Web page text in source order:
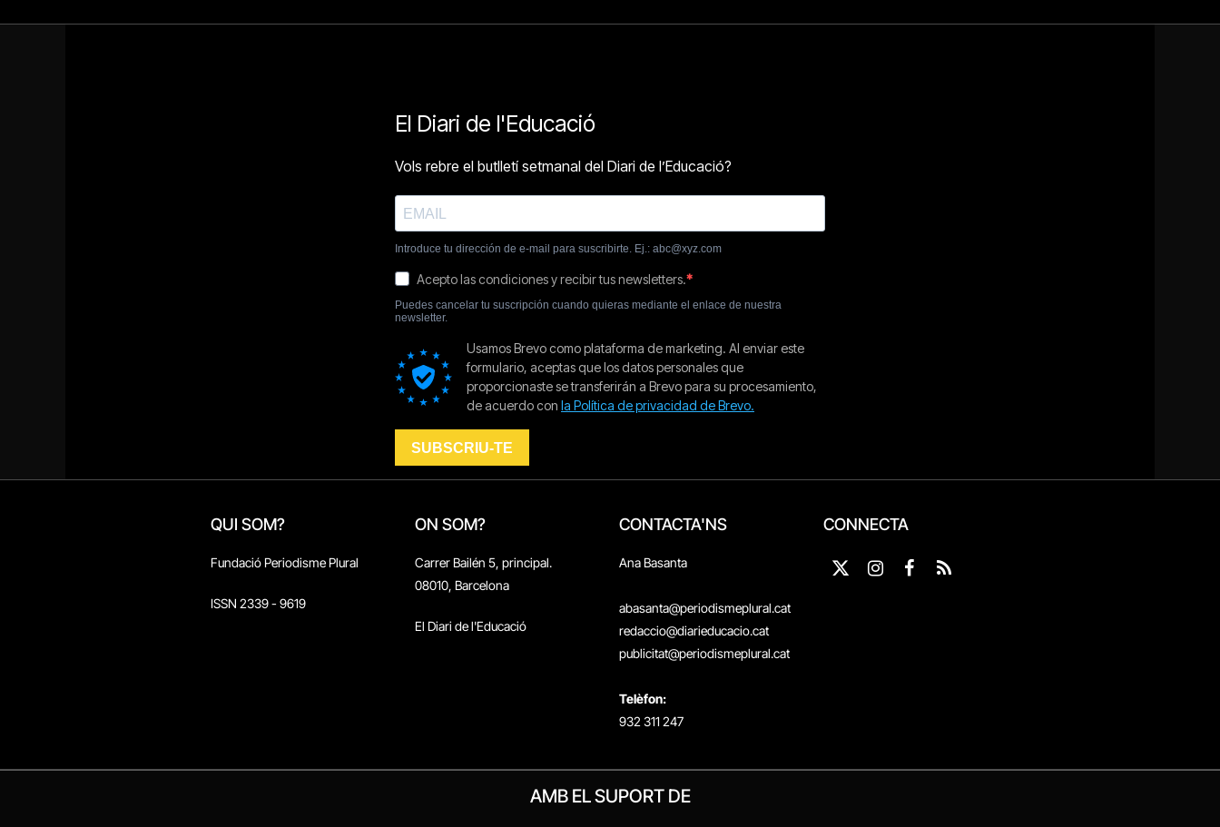
QUI SOM?
Fundació Periodisme Plural
ISSN 2339 - 9619
ON SOM?
Carrer Bailén 5, principal.
08010, Barcelona
El Diari de l'Educació
CONTACTA'NS
Ana Basanta
abasanta@periodismeplural.cat
redaccio@diarieducacio.cat
publicitat@periodismeplural.cat
Telèfon:
932 311 247
CONNECTA
X
Instagram
Facebook
RSS
AMB EL SUPORT DE